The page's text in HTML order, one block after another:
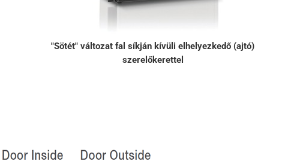
"Sötét" változat fal síkján kívüli elhelyezkedő (ajtó)
szerelőkerettel